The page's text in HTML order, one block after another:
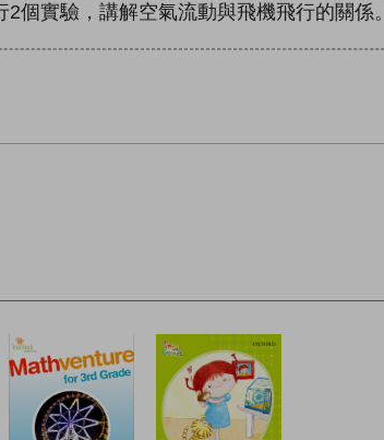
個實驗，講解空氣流動與飛機飛行的關係。